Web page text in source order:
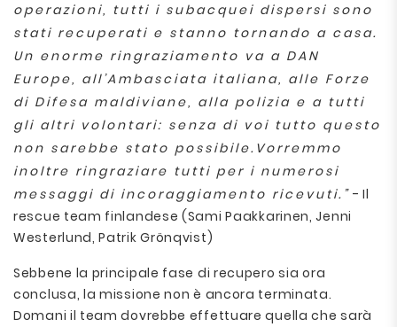
operazioni, tutti i subacquei dispersi sono
stati recuperati e stanno tornando a casa.
Un enorme ringraziamento va a DAN
Europe, all’Ambasciata italiana, alle Forze
di Difesa maldiviane, alla polizia e a tutti
gli altri volontari: senza di voi tutto questo
non sarebbe stato possibile.Vorremmo
inoltre ringraziare tutti per i numerosi
messaggi di incoraggiamento ricevuti.” - Il
rescue team finlandese (Sami Paakkarinen, Jenni
Westerlund, Patrik Grönqvist)
Sebbene la principale fase di recupero sia ora
conclusa, la missione non è ancora terminata.
Domani il team dovrebbe effettuare quella che sarà